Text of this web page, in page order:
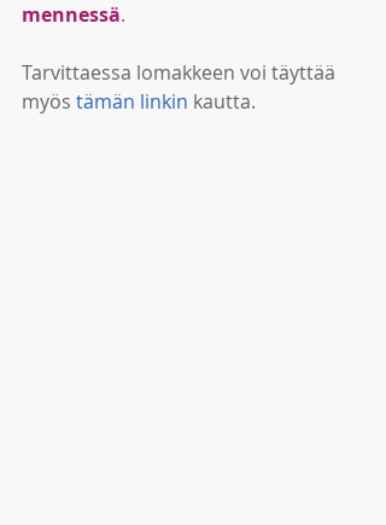
mennessä.
Tarvittaessa lomakkeen voi täyttää
myös tämän linkin kautta.